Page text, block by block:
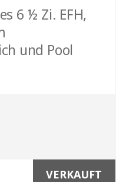
6 ½ Zi. EFH,
und Pool
VERKAUFT